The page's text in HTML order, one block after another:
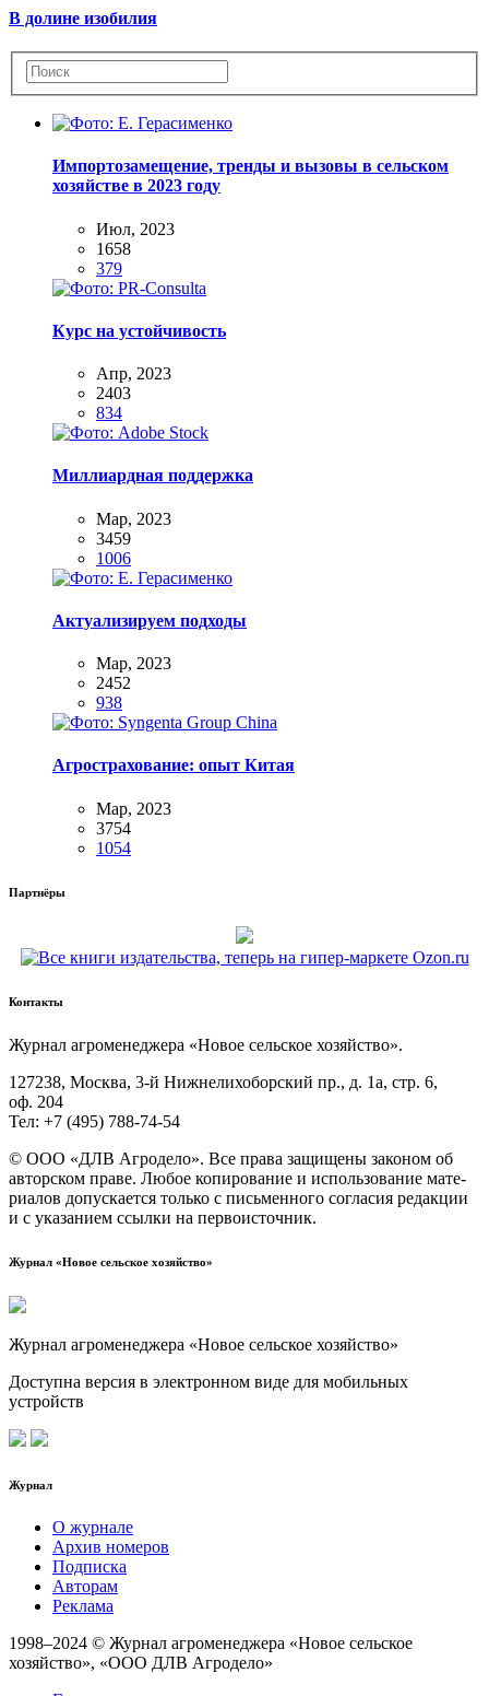
В долине изобилия
Импортозамещение, тренды и вызовы в сельском
хозяйстве в 2023 году
Июл, 2023
1658
379
Курс на устойчивость
Апр, 2023
2403
834
Миллиардная поддержка
Мар, 2023
3459
1006
Актуализируем подходы
Мар, 2023
2452
938
Агрострахование: опыт Китая
Мар, 2023
3754
1054
Партнёры
Контакты
Жур­нал агро­ме­не­дже­ра «Новое сель­ское хозяйство».
127238, Москва, 3‑й Ниж­не­ли­хо­бор­ский пр., д. 1а, стр. 6,
оф. 204
Тел: +7 (495) 788‑74‑54
© ООО «ДЛВ Агро­де­ло». Все пра­ва защи­ще­ны зако­ном об
автор­ском пра­ве. Любое копи­ро­ва­ние и исполь­зо­ва­ние мате­
ри­а­лов допус­ка­ет­ся толь­ко с пись­мен­но­го согла­сия редак­ции
и с ука­за­ни­ем ссыл­ки на первоисточник.
Журнал «Новое сельское хозяйство»
Журнал агроменеджера «Новое сельское хозяйство»
Доступна версия в электронном виде для мобильных
устройств
Журнал
О журнале
Архив номеров
Подписка
Авторам
Реклама
1998–2024 © Журнал агроменеджера «Новое сельское
хозяйство», «ООО ДЛВ Агродело»